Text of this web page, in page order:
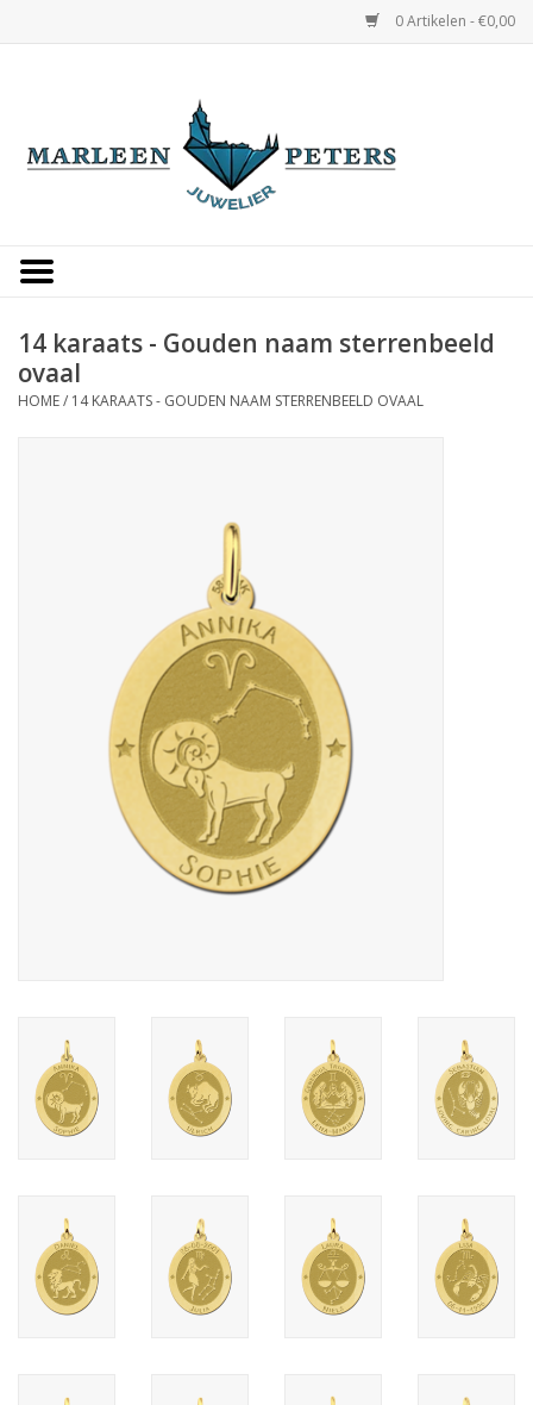
0 Artikelen - €0,00
Cadeaukaarten
14 karaats - Gouden naam sterrenbeeld
ovaal
HOME/ 14 KARAATS - GOUDEN NAAM STERRENBEELD OVAAL